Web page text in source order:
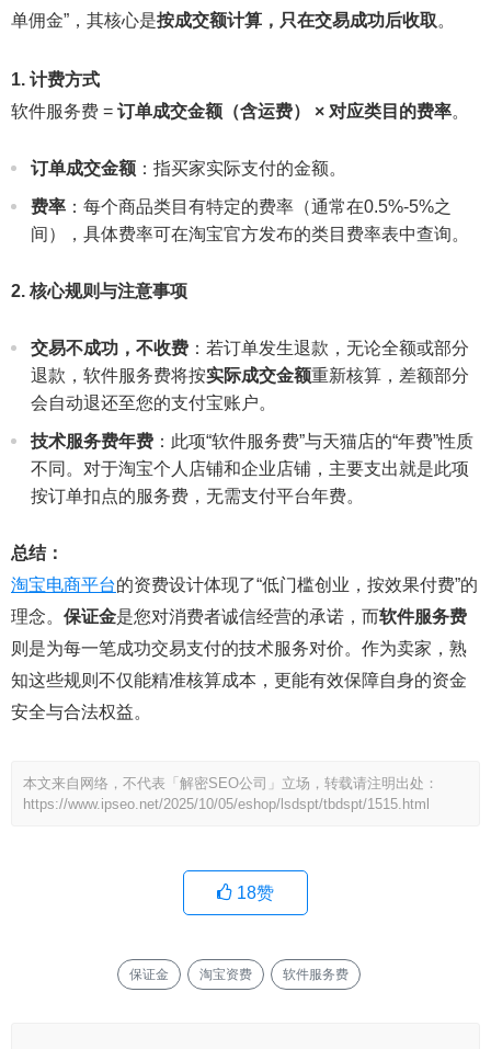
单佣金”，其核心是按成交额计算，只在交易成功后收取。
1. 计费方式
软件服务费 = 订单成交金额（含运费） × 对应类目的费率。
订单成交金额 ：指买家实际支付的金额。
费率 ：每个商品类目有特定的费率（通常在0.5%-5%之
间），具体费率可在淘宝官方发布的类目费率表中查询。
2. 核心规则与注意事项
交易不成功，不收费 ：若订单发生退款，无论全额或部分
退款，软件服务费将按实际成交金额重新核算，差额部分
会自动退还至您的支付宝账户。
技术服务费年费 ：此项“软件服务费”与天猫店的“年费”性质
不同。对于淘宝个人店铺和企业店铺，主要支出就是此项
按订单扣点的服务费，无需支付平台年费。
总结：
淘宝电商平台的资费设计体现了“低门槛创业，按效果付费”的
理念。 保证金是您对消费者诚信经营的承诺，而软件服务费
则是为每一笔成功交易支付的技术服务对价。作为卖家，熟
知这些规则不仅能精准核算成本，更能有效保障自身的资金
安全与合法权益。
本文来自网络，不代表「解密SEO公司」立场，转载请注明出处：
https://www.ipseo.net/2025/10/05/eshop/lsdspt/tbdspt/1515.html
18赞
保证金 淘宝资费 软件服务费